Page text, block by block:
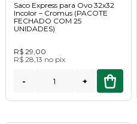
Saco Express para Ovo 32x32
Incolor – Cromus (PACOTE
FECHADO COM 25
UNIDADES)
R$ 29,00
R$ 28,13 no pix
- +